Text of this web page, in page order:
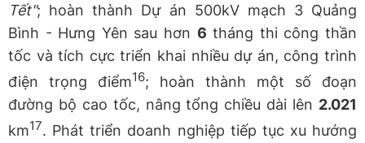
Tết"; hoàn thành Dự án 500kV mạch 3 Quảng
Bình - Hưng Yên sau hơn 6 tháng thi công thần
tốc và tích cực triển khai nhiều dự án, công trình
điện trọng điểm16; hoàn thành một số đoạn
đường bộ cao tốc, nâng tổng chiều dài lên 2.021
km17. Phát triển doanh nghiệp tiếp tục xu hướng